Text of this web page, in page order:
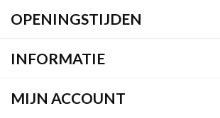
OPENINGSTIJDEN
INFORMATIE
MIJN ACCOUNT